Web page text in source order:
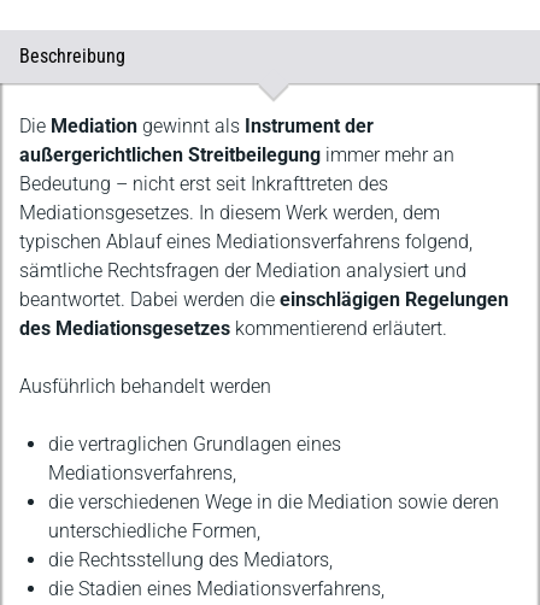
Beschreibung
Beschreibung
Die Mediation gewinnt als Instrument der
außergerichtlichen Streitbeilegung immer mehr an
Bedeutung – nicht erst seit Inkrafttreten des
Mediationsgesetzes. In diesem Werk werden, dem
typischen Ablauf eines Mediationsverfahrens folgend,
sämtliche Rechtsfragen der Mediation analysiert und
beantwortet. Dabei werden die einschlägigen Regelungen
des Mediationsgesetzes kommentierend erläutert.
Ausführlich behandelt werden
die vertraglichen Grundlagen eines
Mediationsverfahrens,
die verschiedenen Wege in die Mediation sowie deren
unterschiedliche Formen,
die Rechtsstellung des Mediators,
die Stadien eines Mediationsverfahrens,